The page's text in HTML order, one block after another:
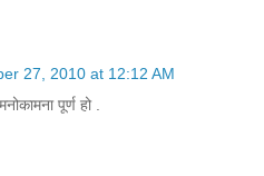
27, 2010 at 12:12 AM
पूर्ण हो .